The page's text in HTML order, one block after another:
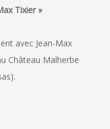
Tixier »
avec Jean-Max
Château Malherbe